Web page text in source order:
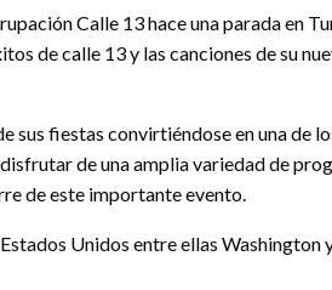
Calle 13 hace una parada en
de calle 13 y las canciones de su
sus fiestas convirtiéndose en una de
de una amplia variedad de
de este importante evento.
Unidos entre ellas Washington